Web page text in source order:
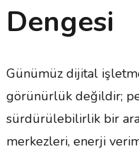
Dengesi
Günümüz dijital
görünürlük değildir;
sürdürülebilirlik bir
merkezleri, enerji